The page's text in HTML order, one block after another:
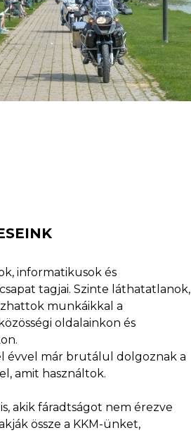
informatikusok és
tagjai. Szinte láthatatlanok,
munkáikkal a
oldalainkon és
évvel már brutálul dolgoznak a
amit használtok.
akik fáradtságot nem érezve
össze a KKM-ünket,